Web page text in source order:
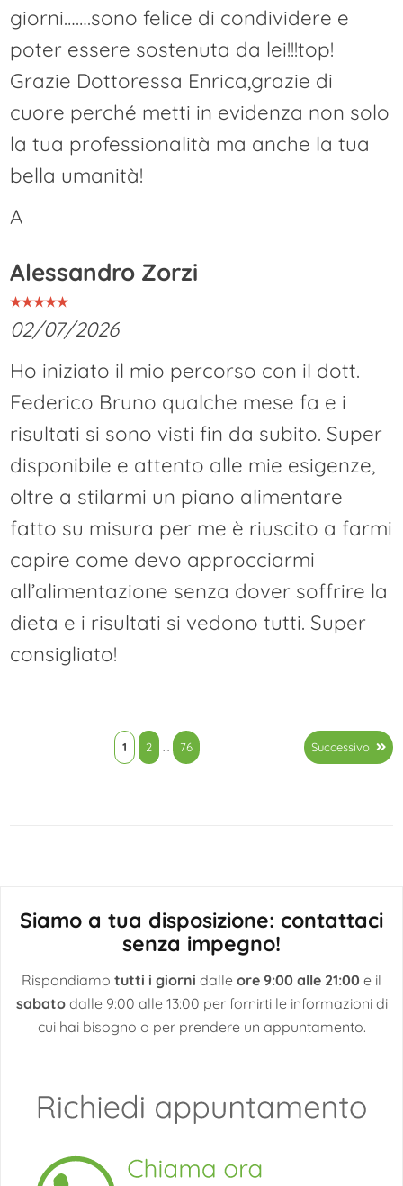
giorni…….sono felice di condividere e
poter essere sostenuta da lei!!!top!
Grazie Dottoressa Enrica,grazie di
cuore perché metti in evidenza non solo
la tua professionalità ma anche la tua
bella umanità!
A
Alessandro Zorzi
02/07/2026
Ho iniziato il mio percorso con il dott.
Federico Bruno qualche mese fa e i
risultati si sono visti fin da subito. Super
disponibile e attento alle mie esigenze,
oltre a stilarmi un piano alimentare
fatto su misura per me è riuscito a farmi
capire come devo approcciarmi
all’alimentazione senza dover soffrire la
dieta e i risultati si vedono tutti. Super
consigliato!
Paginazione
1 2 … 76 Successivo
Siamo a tua disposizione: contattaci
senza impegno!
Rispondiamo tutti i giorni dalle ore 9:00 alle 21:00 e il
sabatodalle 9:00 alle 13:00 per fornirti le informazioni di
cui hai bisogno o per prendere un appuntamento.